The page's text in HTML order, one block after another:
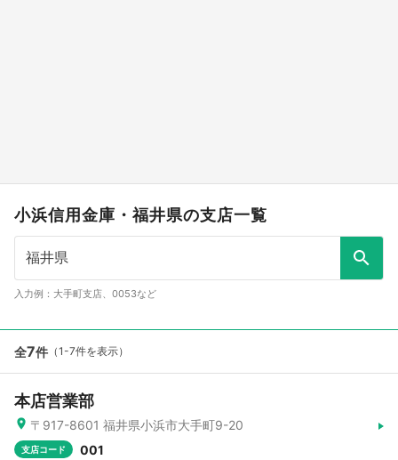
小浜信用金庫・福井県の支店一覧
入力例：大手町支店、0053など
全7件 （1-7件を表示）
本店営業部
〒917-8601 福井県小浜市大手町9-20
支店コード 001